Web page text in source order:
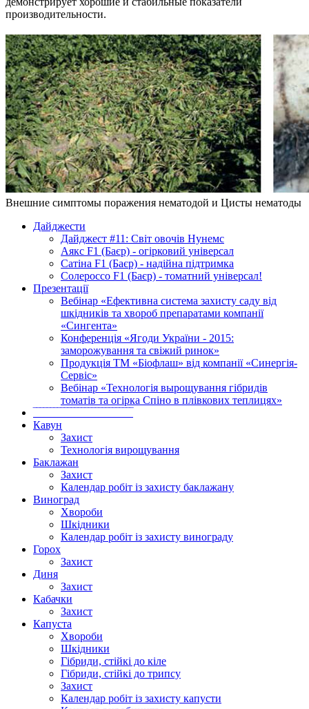
производительности.
Внешние симптомы поражения нематодой и Цисты нематоды
Дайджести
Дайджест #11: Світ овочів Нунемс
Аякс F1 (Баєр) - огірковий універсал
Сатіна F1 (Баєр) - надійна підтримка
Солероссо F1 (Баєр) - томатний універсал!
Презентації
Вебінар «Ефективна система захисту саду від
шкідників та хвороб препаратами компанії
«Сингента»
Конференція «Ягоди України - 2015:
заморожування та свіжий ринок»
Продукція ТМ «Біофлаш» від компанії «Синергія-
Сервіс»
Вебінар «Технологія вырощування гібридів
томатів та огірка Спіно в плівкових теплицях»
Кавун
Захист
Технологія вирощування
Баклажан
Захист
Календар робіт із захисту баклажану
Виноград
Хвороби
Шкідники
Календар робіт із захисту винограду
Горох
Захист
Диня
Захист
Кабачки
Захист
Капуста
Хвороби
Шкідники
Гібриди, стійкі до кіле
Гібриди, стійкі до трипсу
Захист
Календар робіт із захисту капусти